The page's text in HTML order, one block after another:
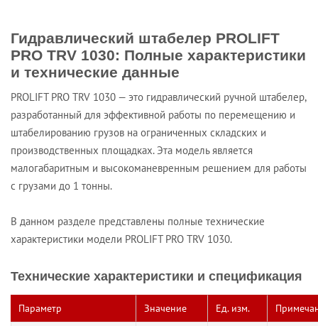
Гидравлический штабелер PROLIFT
PRO TRV 1030: Полные характеристики
и технические данные
PROLIFT PRO TRV 1030 — это гидравлический ручной штабелер,
разработанный для эффективной работы по перемещению и
штабелированию грузов на ограниченных складских и
производственных площадках. Эта модель является
малогабаритным и высокоманевренным решением для работы
с грузами до 1 тонны.
В данном разделе представлены полные технические
характеристики модели PROLIFT PRO TRV 1030.
Технические характеристики и спецификация
Параметр Значение Ед. изм.